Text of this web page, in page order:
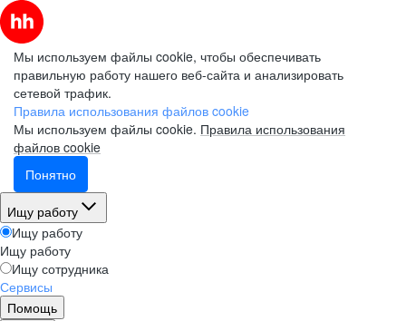
Мы используем файлы cookie, чтобы обеспечивать
правильную работу нашего веб-сайта и анализировать
сетевой трафик.
Правила использования файлов cookie
Мы используем файлы cookie. Правила использования
файлов cookie
Понятно
Ищу работу
Ищу работу
Ищу работу
Ищу сотрудника
Сервисы
Помощь